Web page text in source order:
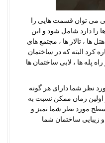
می توان قسمت هایی را
را دارد شامل شود و این
ها ، تالار ها ، مجتمع های
کرد البته که در ساختمان
پله ها ، لابی ساختمان ها
نظر شما دارای هر گونه
اولین زمان ممکن نسبت به
مورد نظر شما تمیز و
زیبایی ساختمان شما